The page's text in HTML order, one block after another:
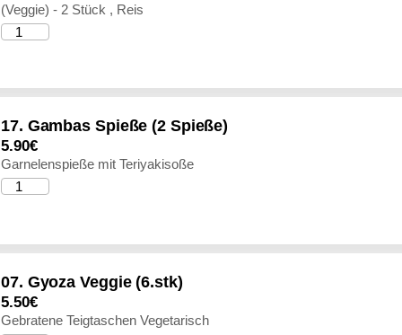
(Veggie) - 2 Stück , Reis
17. Gambas Spieße (2 Spieße)
5.90€
Garnelenspieße mit Teriyakisoße
07. Gyoza Veggie (6.stk)
5.50€
Gebratene Teigtaschen Vegetarisch